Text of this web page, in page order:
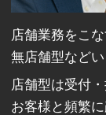
店舗業務をこ
無店舗型など
店舗型は受付
お客様と頻繁